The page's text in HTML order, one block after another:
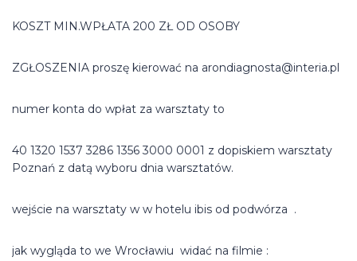
KOSZT MIN.WPŁATA 200 ZŁ OD OSOBY
ZGŁOSZENIA proszę kierować na arondiagnosta@interia.pl
numer konta do wpłat za warsztaty to
40 1320 1537 3286 1356 3000 0001 z dopiskiem warsztaty
Poznań z datą wyboru dnia warsztatów.
wejście na warsztaty w w hotelu ibis od podwórza .
jak wygląda to we Wrocławiu widać na filmie :